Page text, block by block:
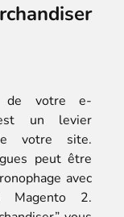
de votre e-
un levier
votre site.
peut être
avec
Magento 2.